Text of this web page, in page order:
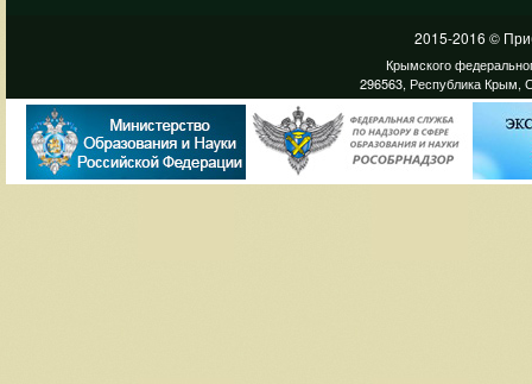
2015-2016 ©
Крымского
296563, Республика Крым,